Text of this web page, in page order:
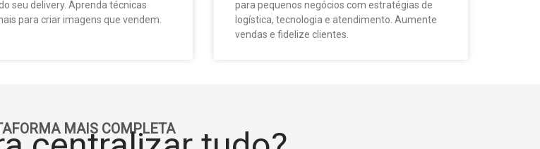
seu delivery. Aprenda técnicas
para criar imagens que vendem.
para pequenos negócios com estratégias de
logística, tecnologia e atendimento. Aumente
vendas e fidelize clientes.
MAIS COMPLETA